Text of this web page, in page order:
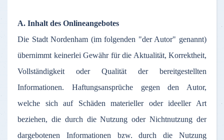
A. Inhalt des Onlineangebotes
Die Stadt Nordenham (im folgenden "der Autor" genannt)
übernimmt keinerlei Gewähr fürdie Aktualität, Korrektheit,
Vollständigkeit
oder Qualität der
bereitgestellten
Informationen. Haftungsansprüche gegen den Autor,
welche
sich auf Schäden materieller oder ideellerArt
beziehen, die durch dieNutzung oder Nichtnutzung der
dargebotenen
Informationen bzw.durch dieNutzung